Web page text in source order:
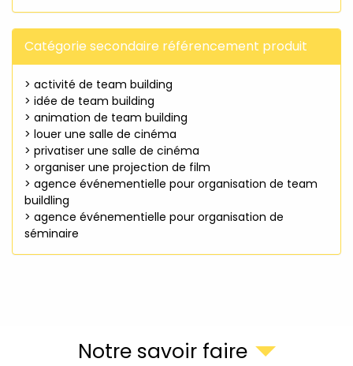
Catégorie secondaire référencement produit
> activité de team building
> idée de team building
> animation de team building
> louer une salle de cinéma
> privatiser une salle de cinéma
> organiser une projection de film
> agence événementielle pour organisation de team
buildling
> agence événementielle pour organisation de
séminaire
Notre savoir faire